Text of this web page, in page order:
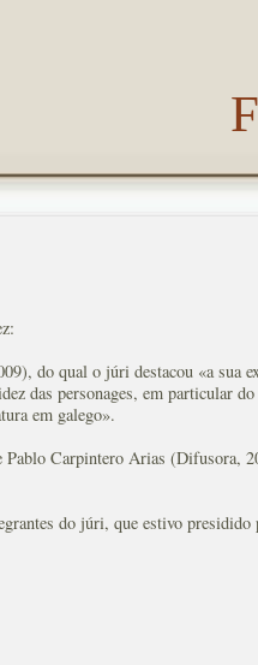
do qual o júri destacou «a sua
das personages, em particular
em galego».
Pablo Carpintero Arias (Difusora,
do júri, que estivo